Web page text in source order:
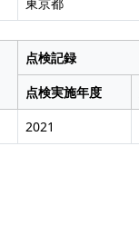
点検記録
点検実施年度
2021